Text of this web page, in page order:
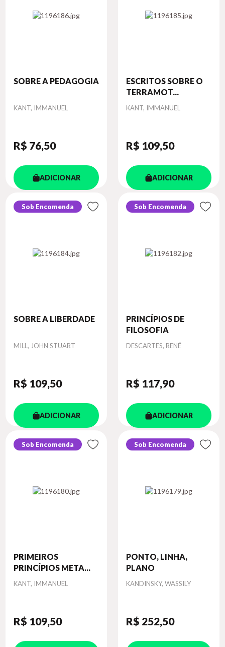
SOBRE A PEDAGOGIA
Autor
KANT, IMMANUEL
R$ 76,50
ADICIONAR
ESCRITOS SOBRE O
TERRAMOT...
Autor
KANT, IMMANUEL
R$ 109,50
ADICIONAR
Sob Encomenda
SOBRE A LIBERDADE
Autor
MILL, JOHN STUART
R$ 109,50
ADICIONAR
Sob Encomenda
PRINCÍPIOS DE
FILOSOFIA
Autor
DESCARTES, RENÉ
R$ 117,90
ADICIONAR
Sob Encomenda
PRIMEIROS
PRINCÍPIOS META...
Autor
KANT, IMMANUEL
R$ 109,50
Sob Encomenda
PONTO, LINHA,
PLANO
Autor
KANDINSKY, WASSILY
R$ 252,50